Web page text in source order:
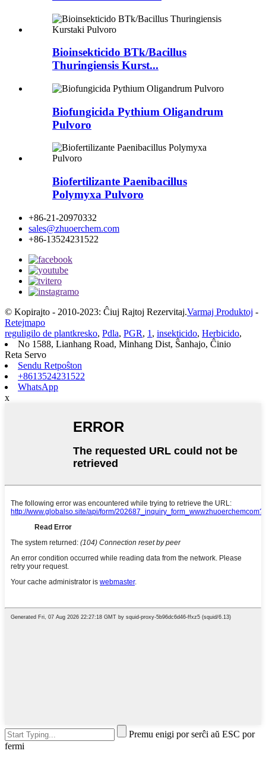
Bioinsekticido BTk/Bacillus
Thuringiensis Kurst...
Biofungicida Pythium Oligandrum
Pulvoro
Biofertilizante Paenibacillus
Polymyxa Pulvoro
+86-21-20970332
sales@zhuoerchem.com
+86-13524231522
© Kopirajto - 2010-2023: Ĉiuj Rajtoj Rezervitaj.Varmaj Produktoj -
Retejmapo
reguligilo de plantkresko, Pdla, PGR, 1 , insekticido, Herbicido,
No 1588, Lianhang Road, Minhang Dist, Ŝanhajo, Ĉinio
Reta Servo
Sendu Retpoŝton
+8613524231522
WhatsApp
x
Premu enigi por serĉi aŭ ESC por
fermi